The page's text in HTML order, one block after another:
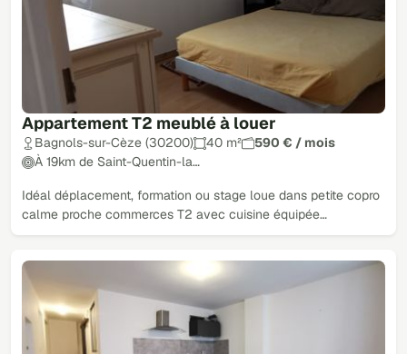
Appartement T2 meublé à louer
Bagnols-sur-Cèze (30200) 40 m²
590 € / mois
À 19km de Saint-Quentin-la…
Idéal déplacement, formation ou stage loue dans petite copro
calme proche commerces T2 avec cuisine équipée…